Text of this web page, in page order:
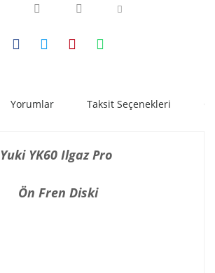
Yorumlar Taksit Seçenekleri
Yuki YK60 Ilgaz Pro
Ön Fren Diski